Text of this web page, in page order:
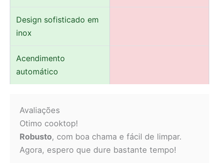
Design sofisticado em
inox
Acendimento
automático
Avaliações
Otimo cooktop!
Robusto, com boa chama e fácil de limpar.
Agora, espero que dure bastante tempo!